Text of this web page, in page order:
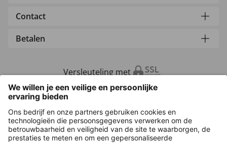
Contact
Betalen
Versleuteling met
Overige webwinkels
Nederland